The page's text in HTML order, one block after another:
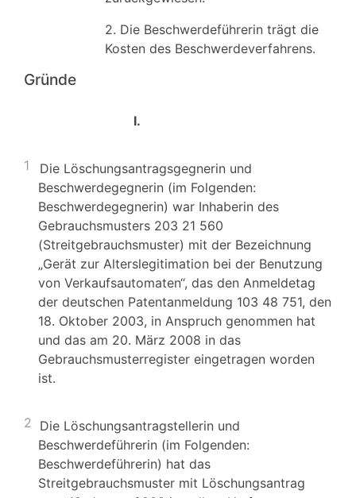
2. Die Beschwerdeführerin trägt die
Kosten des Beschwerdeverfahrens.
Gründe
I.
1
Die Löschungsantragsgegnerin und
Beschwerdegegnerin (im Folgenden:
Beschwerdegegnerin) war Inhaberin des
Gebrauchsmusters 203 21 560
(Streitgebrauchsmuster) mit der Bezeichnung
„Gerät zur Alterslegitimation bei der Benutzung
von Verkaufsautomaten“, das den Anmeldetag
der deutschen Patentanmeldung 103 48 751, den
18. Oktober 2003, in Anspruch genommen hat
und das am 20. März 2008 in das
Gebrauchsmusterregister eingetragen worden
ist.
2 Die Löschungsantragstellerin und
Beschwerdeführerin (im Folgenden:
Beschwerdeführerin) hat das
Streitgebrauchsmuster mit Löschungsantrag